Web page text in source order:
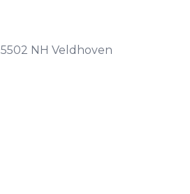
5502 NH Veldhoven